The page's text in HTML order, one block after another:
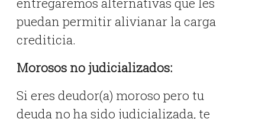
puedan permitir alivianar la carga
crediticia.
Morosos no judicializados:
Si eres deudor(a) moroso pero tu
deuda no ha sido judicializada, te